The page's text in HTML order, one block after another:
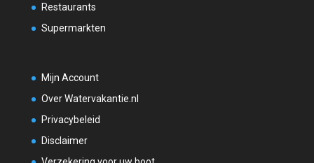
Restaurants
Supermarkten
Mijn Account
Over Watervakantie.nl
Privacybeleid
Disclaimer